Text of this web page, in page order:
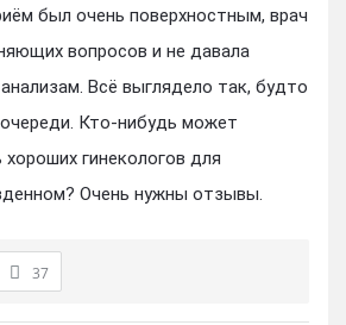
был очень поверхностным, врач
вопросов и не давала
Всё выглядело так, будто
Кто-нибудь может
гинекологов для
Очень нужны отзывы.
37